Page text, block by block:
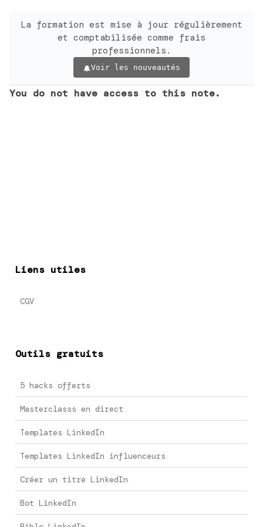
La formation est mise à jour régulièrement
et comptabilisée comme frais
professionnels.
Voir les nouveautés
You do not have access to this note.
Liens utiles
CGV
Outils gratuits
5 hacks offerts
Masterclasss en direct
Templates LinkedIn
Templates LinkedIn influenceurs
Créer un titre LinkedIn
Bot LinkedIn